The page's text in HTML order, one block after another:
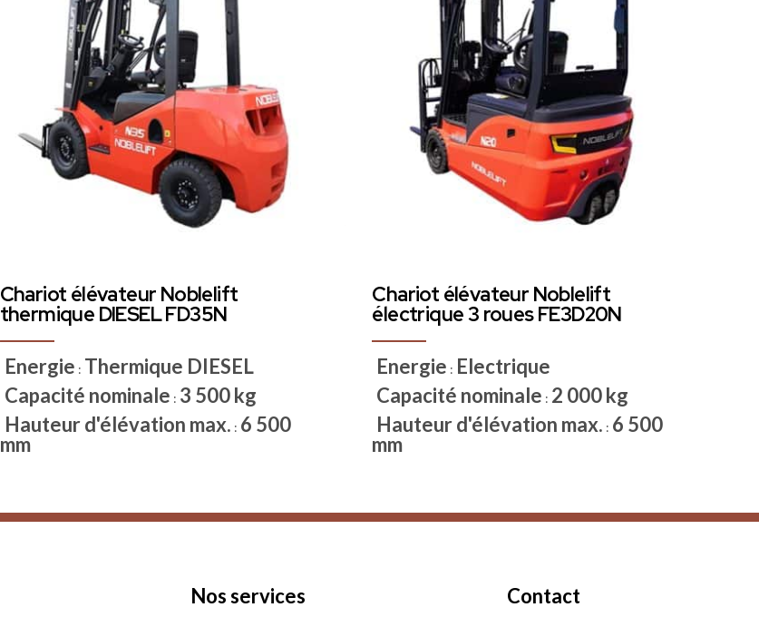
Chariot élévateur Noblelift
thermique DIESEL FD35N
Energie : Thermique DIESEL
Capacité nominale : 3 500 kg
Hauteur d'élévation max. : 6 500
mm
Chariot élévateur Noblelift
électrique 3 roues FE3D20N
Energie : Electrique
Capacité nominale : 2 000 kg
Hauteur d'élévation max. : 6 500
mm
Nos services Contact